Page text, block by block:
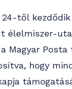
től
élelmiszer-
Magyar
hogy